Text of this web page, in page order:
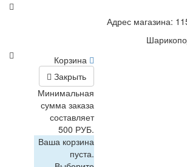
Адрес магазина:
Корзина
Закрыть
Минимальная
сумма заказа
составляет
500 РУБ.
Ваша корзина
пуста.